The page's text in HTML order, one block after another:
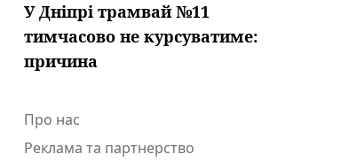
У Дніпрі трамвай №11
тимчасово не курсуватиме:
причина
Про нас
Реклама та партнерство